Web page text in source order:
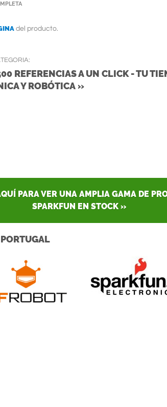
del producto.
REFERENCIAS A UN CLICK - TU
Y ROBÓTICA »
PARA VER UNA AMPLIA GAMA DE
SPARKFUN EN STOCK »